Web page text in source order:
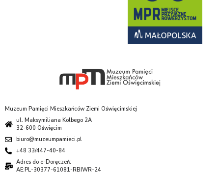
Muzeum Pamięci Mieszkańców Ziemi Oświęcimskiej
ul. Maksymiliana Kolbego 2A
32-600 Oświęcim
biuro@muzeumpamieci.pl
+48 33/447-40-84
Adres do e-Doręczeń:
AE:PL-30377-61081-RBIWR-24